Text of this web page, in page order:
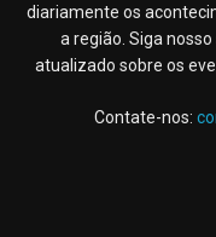
diariamente os
a região. Siga
atualizado sobre os
Contate-nos: